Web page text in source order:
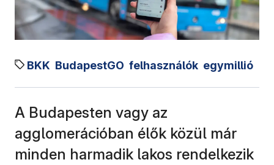
BKK BudapestGO felhasználók egymillió
A Budapesten vagy az
agglomerációban élők közül már
minden harmadik lakos rendelkezik